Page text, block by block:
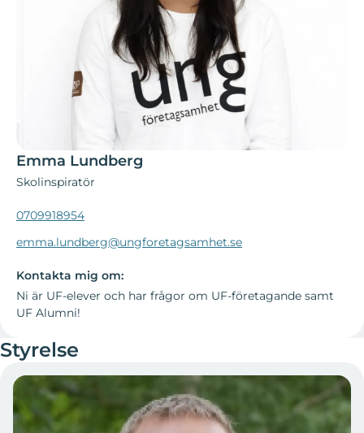
Emma Lundberg
Skolinspiratör
0709918954
emma.lundberg@ungforetagsamhet.se
Kontakta mig om:
Ni är UF-elever och har frågor om UF-företagande samt
UF Alumni!
Styrelse